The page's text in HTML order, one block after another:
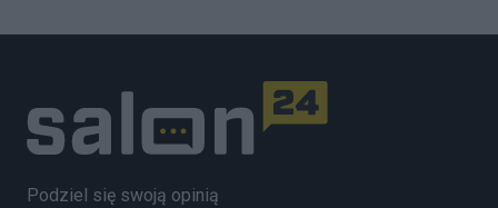
Podziel się swoją opinią